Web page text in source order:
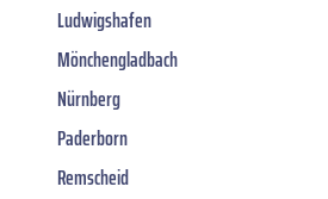
Ludwigshafen
Mönchengladbach
Nürnberg
Paderborn
Remscheid